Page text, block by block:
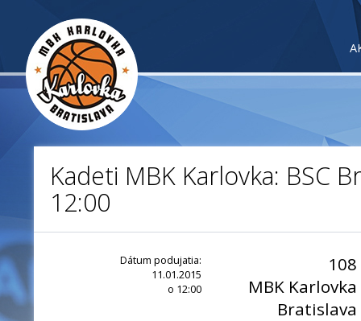
Kadeti MBK Karlovka: BSC
12:00
Dátum podujatia:
11.01.2015
o 12:00
108
MBK Karlovka
Bratislava